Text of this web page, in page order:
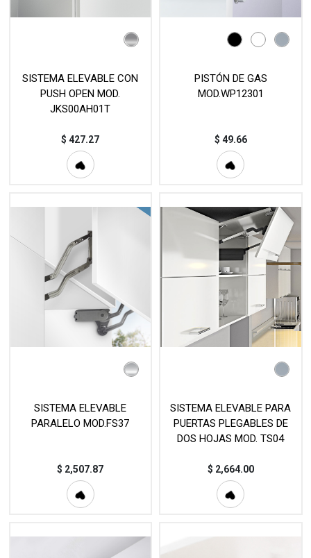
SISTEMA ELEVABLE CON
PUSH OPEN MOD.
JKS00AH01T
$427.27
PISTÓN DE GAS
MOD.WP12301
$ 49.66
SISTEMA ELEVABLE
PARALELO MOD.FS37
$ 2,507.87
SISTEMA ELEVABLE PARA
PUERTAS PLEGABLES DE
DOS HOJAS MOD. TS04
$ 2,664.00